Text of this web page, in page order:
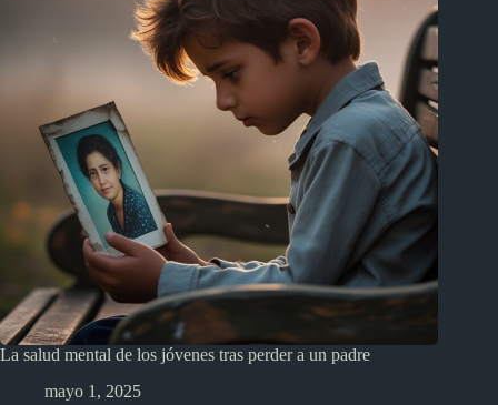
La salud mental de los jóvenes tras perder a un padre
mayo 1, 2025